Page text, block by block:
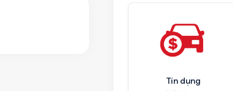
Tín dụng